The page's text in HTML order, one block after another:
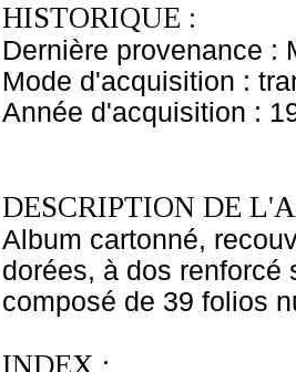
HISTORIQUE :
Dernière provenance :
Mode d'acquisition :
Année d'acquisition :
DESCRIPTION DE
Album cartonné,
dorées, à dos renforcé
composé de 39 folios
INDEX :